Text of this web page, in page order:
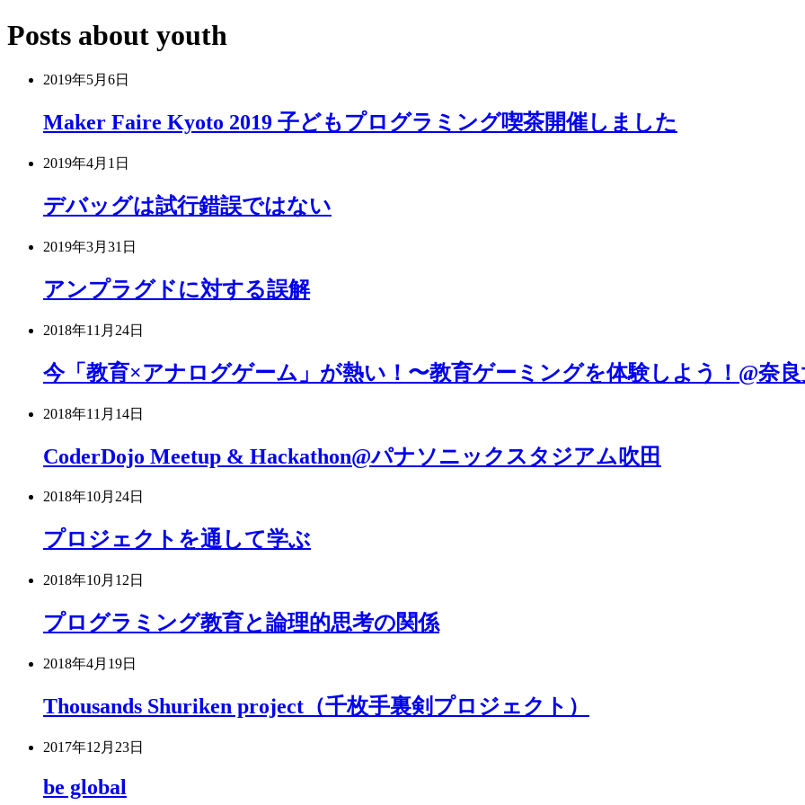
Posts about youth
2019年5月6日
Maker Faire Kyoto 2019 子どもプログラミング喫茶開催しました
2019年4月1日
デバッグは試行錯誤ではない
2019年3月31日
アンプラグドに対する誤解
2018年11月24日
今「教育×アナログゲーム」が熱い！〜教育ゲーミングを体験しよう！@奈
2018年11月14日
CoderDojo Meetup & Hackathon@パナソニックスタジアム吹田
2018年10月24日
プロジェクトを通して学ぶ
2018年10月12日
プログラミング教育と論理的思考の関係
2018年4月19日
Thousands Shuriken project（千枚手裏剣プロジェクト）
2017年12月23日
be global